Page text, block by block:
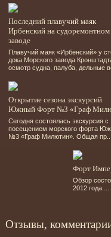
Последний плавучий маяк
Ирбенский на судоремонтном
заводе
Плавучий маяк «Ирбенский» у
дока Морского завода
осмотр судна, палуба, дельные
Открытие сезона экскурсий
Южный Форт №3 «Граф
Сегодня состоялась экскурсия с
посещением морского форта
№3 «Граф Милютин». Общая пр...
Форт
Обзор
2012 года....
Отзывы,